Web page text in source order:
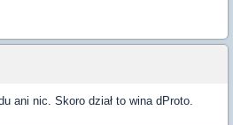
ani nic. Skoro dział to wina dProto.